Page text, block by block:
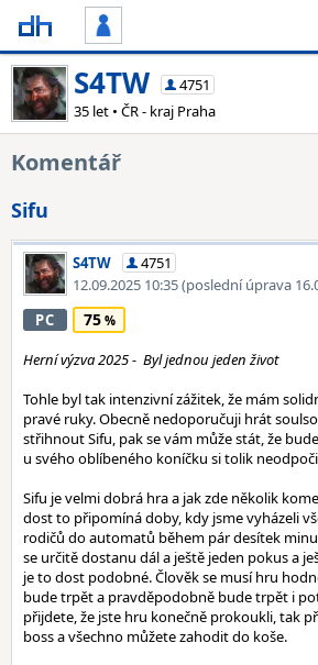
S4TW
4751
35 let • ČR - kraj Praha
Komentář
Sifu
S4TW
4751
12.09.2025 10:35(poslední úprava
PC
75
Herní výzva 2025 - Byl jednou jeden život
Tohle byl tak intenzivní zážitek, že mám
pravé ruky. Obecně nedoporučuji hrát
střihnout Sifu, pak se vám může stát, že
u svého oblíbeného koníčku si tolik
Sifu je velmi dobrá hra a jak zde několik
dost to připomíná doby, kdy jsme vyházeli
rodičů do automatů během pár desítek
se určitě dostanu dál a ještě jeden pokus a
je to dost podobné. Člověk se musí hru
bude trpět a pravděpodobně bude trpět i
přijdete, že jste hru konečně prokoukli, tak
boss a všechno můžete zahodit do koše.